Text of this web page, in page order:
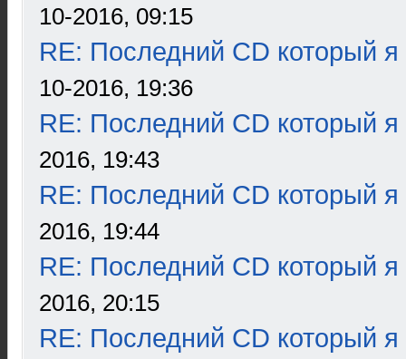
10-2016, 09:15
RE: Последний CD который я
10-2016, 19:36
RE: Последний CD который я
2016, 19:43
RE: Последний CD который я
2016, 19:44
RE: Последний CD который я
2016, 20:15
RE: Последний CD который я